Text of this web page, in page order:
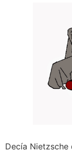
Decía